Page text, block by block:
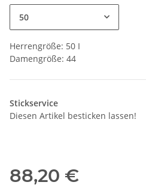
50
Herrengröße: 50 I
Damengröße: 44
Stickservice
Diesen Artikel besticken lassen!
88,20 €